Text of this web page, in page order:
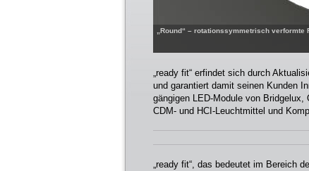
„Round“ – rotationssymmetrisch
„ready fit“ erfindet sich durch
und garantiert damit seinen Kunden
gängigen LED-Module von
CDM- und HCI-Leuchtmittel und
„ready fit“, das bedeutet im Bereich